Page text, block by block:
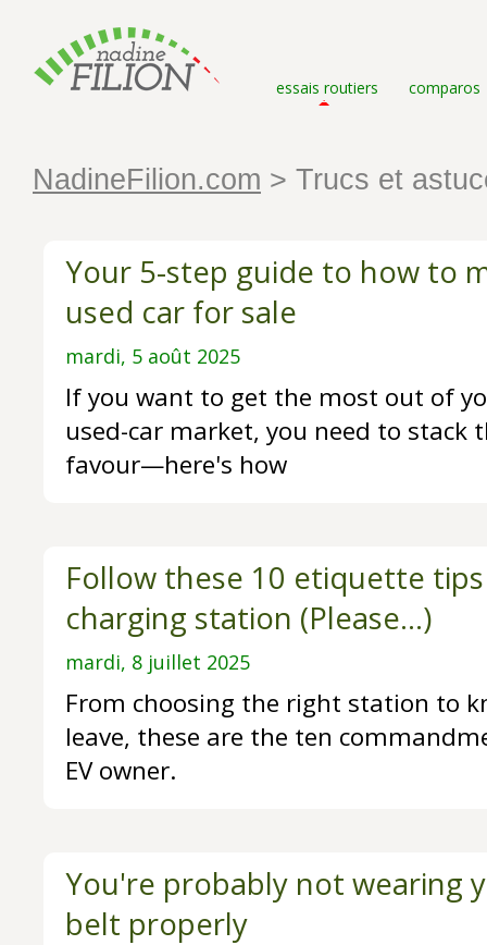
essais routiers comparos
NadineFilion.com > Trucs et
Your 5-step guide to how to
used car for sale
mardi, 5 août 2025
If you want to get the most out of
used-car market, you need to stack
favour—here's how
Follow these 10 etiquette
charging station (Please...)
mardi, 8 juillet 2025
From choosing the right station to
leave, these are the ten
EV owner.
You're probably not wearing
belt properly